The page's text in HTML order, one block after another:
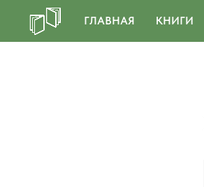
ГЛАВНАЯ КНИГИ